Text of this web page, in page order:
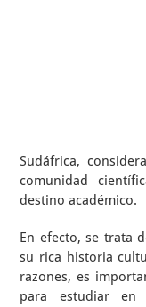
Sudáfrica,
comunidad
destino académico.
En efecto, se trata
su rica historia
razones, es
para estudiar